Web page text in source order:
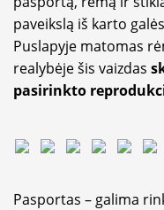
paveikslą iš karto
Puslapyje matomas
realybėje šis vaizdas
pasirinkto
Pasportas – galima